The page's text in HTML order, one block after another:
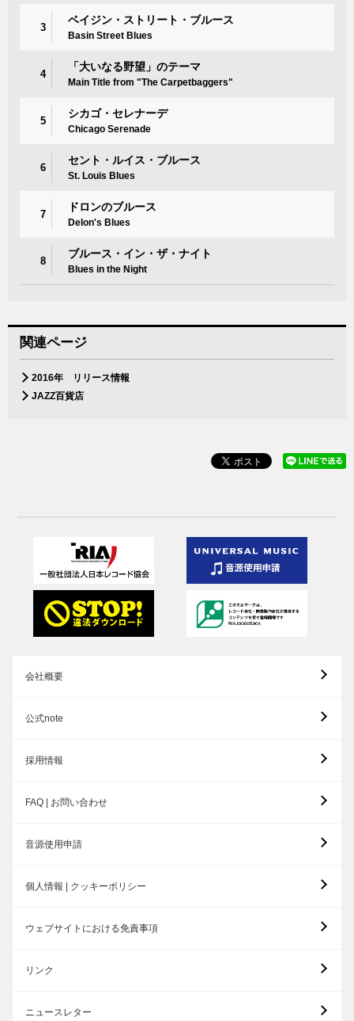
3
ベイジン・ストリート・ブルース
Basin Street Blues
4
「大いなる野望」のテーマ
Main Title from "The Carpetbaggers"
5
シカゴ・セレナーデ
Chicago Serenade
6
セント・ルイス・ブルース
St. Louis Blues
7
ドロンのブルース
Delon's Blues
8
ブルース・イン・ザ・ナイト
Blues in the Night
関連ページ
2016年 リリース情報
JAZZ百貨店
会社概要
公式note
採用情報
FAQ | お問い合わせ
音源使用申請
個人情報 | クッキーポリシー
ウェブサイトにおける免責事項
リンク
ニュースレター